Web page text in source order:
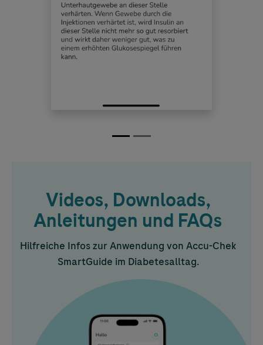
Videos, Downloads,
Anleitungen und FAQs
Hilfreiche Infos zur Anwendung von Accu-Chek
SmartGuide im Diabetesalltag.